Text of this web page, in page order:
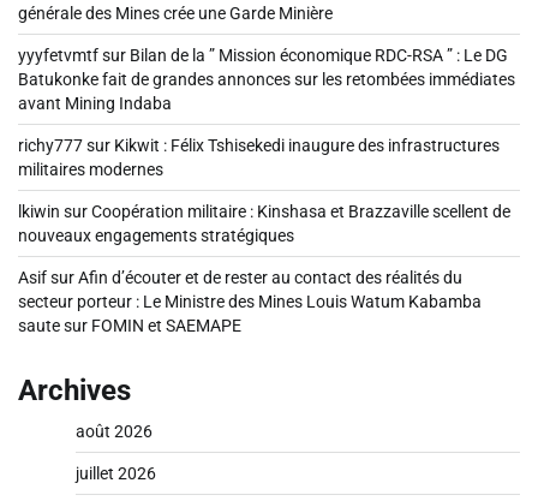
générale des Mines crée une Garde Minière
yyyfetvmtfsur Bilan de la ” Mission économique RDC-RSA ” : Le DG
Batukonke fait de grandes annonces sur les retombées immédiates
avant Mining Indaba
richy777sur Kikwit : Félix Tshisekedi inaugure des infrastructures
militaires modernes
lkiwin surCoopération militaire : Kinshasa et Brazzaville scellent de
nouveaux engagements stratégiques
AsifsurAfin d’écouter et de rester au contact des réalités du
secteur porteur : Le Ministre des Mines Louis Watum Kabamba
saute sur FOMIN et SAEMAPE
Archives
août 2026
juillet 2026